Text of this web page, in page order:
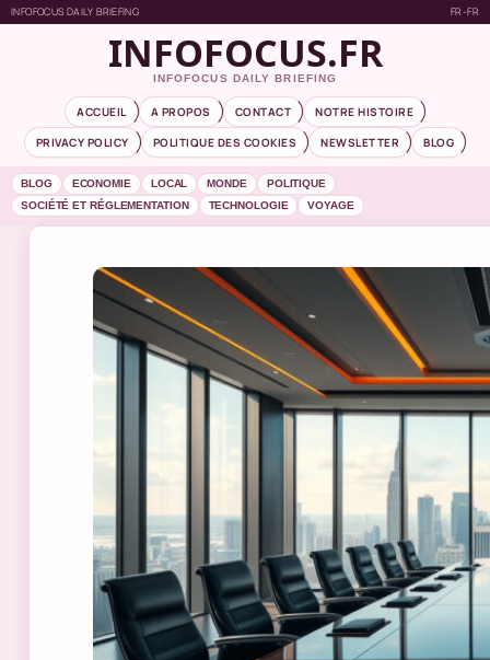
INFOFOCUS DAILY BRIEFING FR-FR
INFOFOCUS.FR
INFOFOCUS DAILY BRIEFING
ACCUEIL A PROPOS CONTACT
NOTRE HISTOIRE
PRIVACY POLICY
POLITIQUE DES COOKIES NEWSLETTER BLOG
BLOG ECONOMIE LOCAL MONDE
POLITIQUE
SOCIÉTÉ ET RÉGLEMENTATION
TECHNOLOGIE VOYAGE